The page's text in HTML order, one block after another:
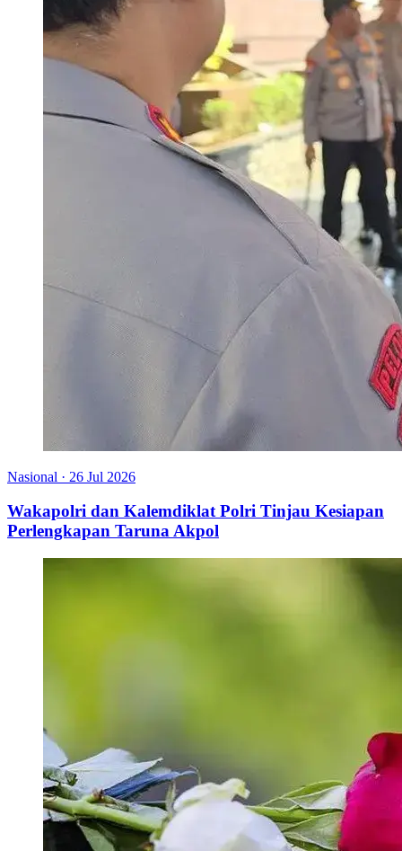
Nasional · 26 Jul 2026
Wakapolri dan Kalemdiklat Polri Tinjau Kesiapan
Perlengkapan Taruna Akpol